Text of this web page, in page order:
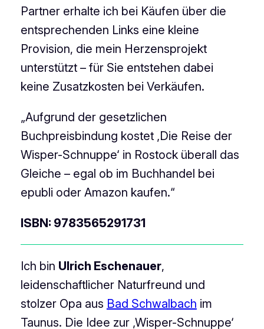
Partner erhalte ich bei Käufen über die
entsprechenden Links eine kleine
Provision, die mein Herzensprojekt
unterstützt – für Sie entstehen dabei
keine Zusatzkosten bei Verkäufen.
„Aufgrund der gesetzlichen
Buchpreisbindung kostet ‚Die Reise der
Wisper-Schnuppe‘ in Rostock überall das
Gleiche – egal ob im Buchhandel bei
epubli oder Amazon kaufen.“
ISBN: 9783565291731
Ich bin Ulrich Eschenauer,
leidenschaftlicher Naturfreund und
stolzer Opa aus Bad Schwalbach im
Taunus. Die Idee zur ‚Wisper-Schnuppe‘